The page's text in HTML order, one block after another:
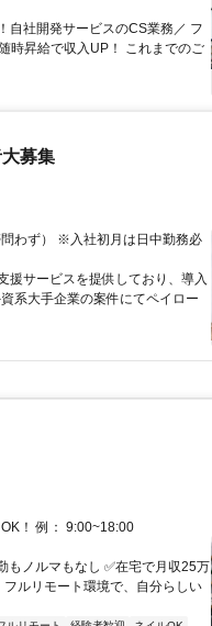
自社開発サービスのCS業務／ フ
時昇給で収入UP！ これまでのご
募集
わず） ※入社初月は日中勤務必
サービスを提供しており、導入
系大手企業の案件にてペイロー
！ 例： 9:00~18:00
もノルマもなし ✅在宅で月収25万
ルリモート環境で、自分らしい